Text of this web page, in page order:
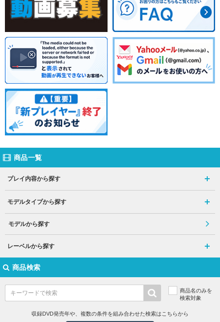
商品一覧
プレイ内容から探す
モデルタイプから探す
モデルから探す
レーベルから探す
商品検索
商品名のみを
検索対象
収録DVD発売年や、複数の条件を組み合わせた検索はこちらから